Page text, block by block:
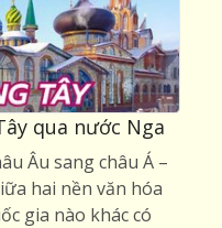
qua nước Nga
Âu sang châu Á –
hai nền văn hóa
gia nào khác có